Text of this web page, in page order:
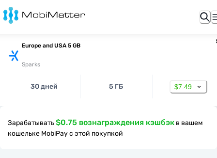
Europe and USA 5 GB
Sparks
30 дней 5 ГБ $7.49
Зарабатывать$0.75 вознаграждения кэшбэк в вашем
кошельке MobiPay с этой покупкой